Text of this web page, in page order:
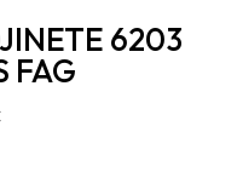
6203
FAG